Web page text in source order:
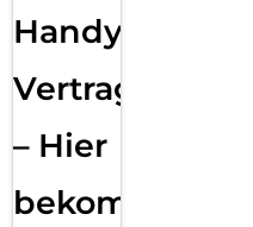
Handy
– Hier
bekommst